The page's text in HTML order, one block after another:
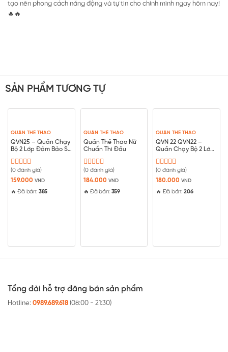
tạo nên phong cách năng động và tự tin cho chính mình ngay hôm nay!
🔥🔥
SẢN PHẨM TƯƠNG TỰ
QUẦN THỂ THAO
QVN25 – Quần Chạy
Bộ 2 Lớp Đảm Bảo Sự
Trong Từng Bước
Chạy
Được
xếp
0
(0 đánh giá)
159.000 VND
🔥 Đã bán: 385
QUẦN THỂ THAO
Quần Thể Thao Nữ
Chuẩn Thi Đấu
Được
xếp
0
(0 đánh giá)
184.000 VND
🔥 Đã bán: 359
QUẦN THỂ THAO
QVN 22 QVN22 –
Quần Chạy Bộ 2 Lớp
Mái Vận Động
Được
xếp
0
(0 đánh giá)
180.000VND
🔥 Đã bán:206
Tổng đài hỗ trợ đăng bán sản phẩm
Hotline: 0989.689.618 (08:00 - 21:30)